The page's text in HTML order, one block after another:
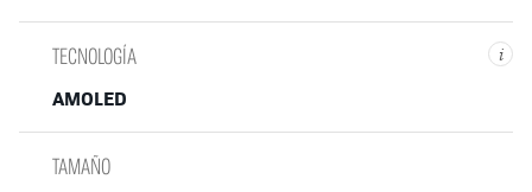
i
TECNOLOGÍA
AMOLED
TAMAÑO